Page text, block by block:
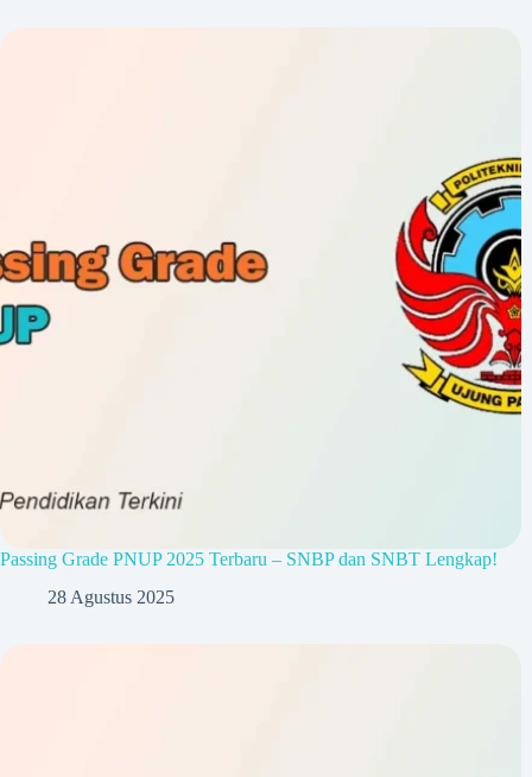
Passing Grade PNUP 2025 Terbaru – SNBP dan SNBT Lengkap!
28 Agustus 2025